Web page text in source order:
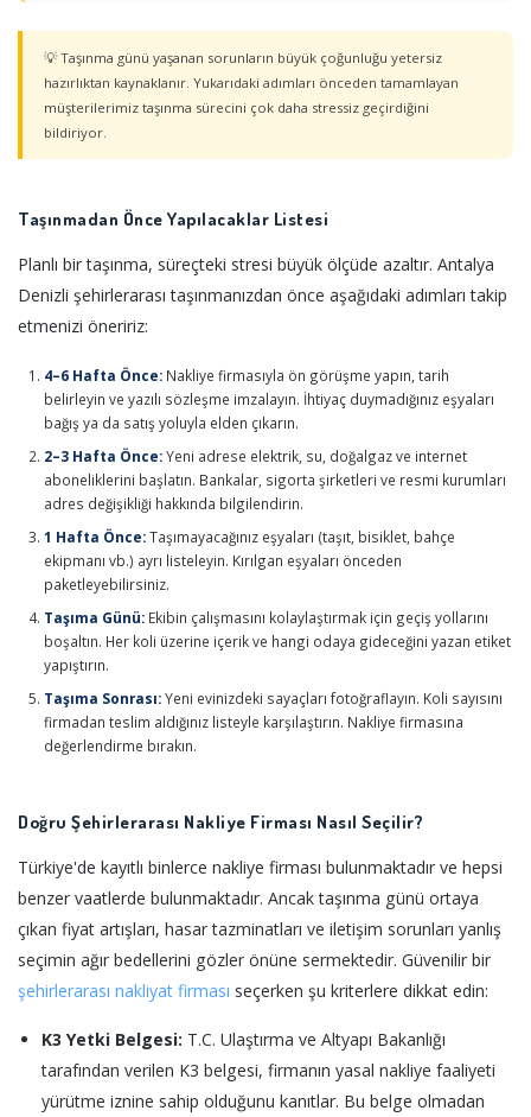
💡 Taşınma günü yaşanan sorunların büyük çoğunluğu yetersiz
hazırlıktan kaynaklanır. Yukarıdaki adımları önceden tamamlayan
müşterilerimiz taşınma sürecini çok daha stressiz geçirdiğini
bildiriyor.
Taşınmadan Önce Yapılacaklar Listesi
Planlı bir taşınma, süreçteki stresi büyük ölçüde azaltır. Antalya
Denizli şehirlerarası taşınmanızdan önce aşağıdaki adımları takip
etmenizi öneririz:
4–6 Hafta Önce: Nakliye firmasıyla ön görüşme yapın, tarih
belirleyin ve yazılı sözleşme imzalayın. İhtiyaç duymadığınız eşyaları
bağış ya da satış yoluyla elden çıkarın.
2–3 Hafta Önce:Yeni adrese elektrik, su, doğalgaz ve internet
aboneliklerini başlatın. Bankalar, sigorta şirketleri ve resmi kurumları
adres değişikliği hakkında bilgilendirin.
1 Hafta Önce:Taşımayacağınız eşyaları (taşıt, bisiklet, bahçe
ekipmanı vb.) ayrı listeleyin. Kırılgan eşyaları önceden
paketleyebilirsiniz.
Taşıma Günü: Ekibin çalışmasını kolaylaştırmak için geçiş yollarını
boşaltın. Her koli üzerine içerik ve hangi odaya gideceğini yazan etiket
yapıştırın.
Taşıma Sonrası:Yeni evinizdeki sayaçları fotoğraflayın. Koli sayısını
firmadan teslim aldığınız listeyle karşılaştırın. Nakliye firmasına
değerlendirme bırakın.
Doğru Şehirlerarası Nakliye Firması Nasıl Seçilir?
Türkiye'de kayıtlı binlerce nakliye firması bulunmaktadır ve hepsi
benzer vaatlerde bulunmaktadır. Ancak taşınma günü ortaya
çıkan fiyat artışları, hasar tazminatları ve iletişim sorunları yanlış
seçimin ağır bedellerini gözler önüne sermektedir. Güvenilir bir
şehirlerarası nakliyat firması seçerken şu kriterlere dikkat edin:
K3 Yetki Belgesi: T.C. Ulaştırma ve Altyapı Bakanlığı
tarafından verilen K3 belgesi, firmanın yasal nakliye faaliyeti
yürütme iznine sahip olduğunu kanıtlar. Bu belge olmadan